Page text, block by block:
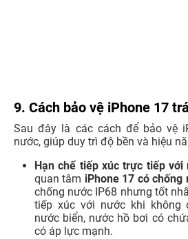
9. Cách bảo vệ iPhone 17
Sau đây là các cách để bảo vệ
nước, giúp duy trì độ bền và hiệu
Hạn chế tiếp xúc trực tiếp với
quan tâm iPhone 17 có chống
chống nước IP68 nhưng tốt
tiếp xúc với nước khi không
nước biển, nước hồ bơi có
có áp lực mạnh.